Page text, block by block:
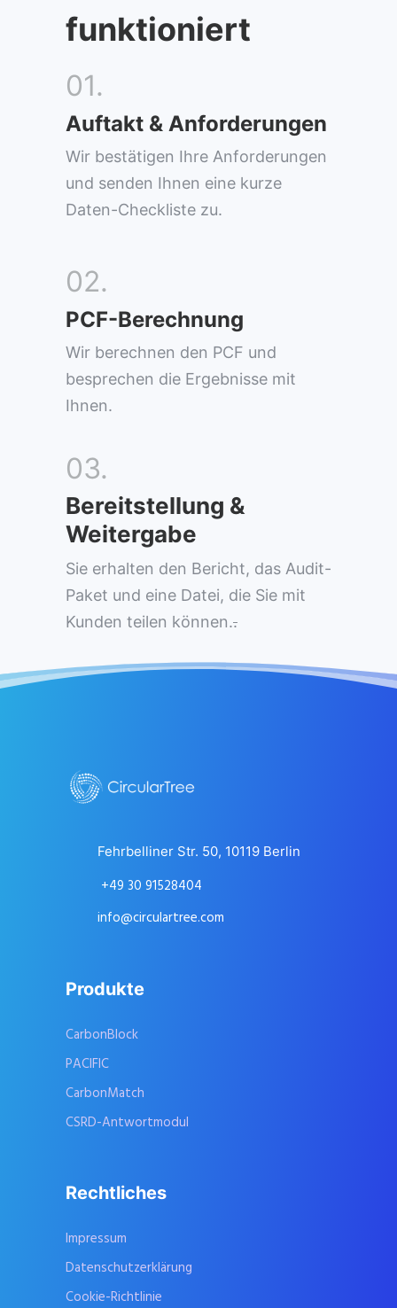
funktioniert
01.
Auftakt & Anforderungen
Wir bestätigen Ihre Anforderungen
und senden Ihnen eine kurze
Daten-Checkliste zu.
02.
PCF-Berechnung
Wir berechnen den PCF und
besprechen die Ergebnisse mit
Ihnen.
03.
Bereitstellung &
Weitergabe
Sie erhalten den Bericht, das Audit-
Paket und eine Datei, die Sie mit
Kunden teilen können..
Fehrbelliner Str. 50, 10119 Berlin
+49 30 91528404
info@circulartree.com
Produkte
CarbonBlock
PACIFIC
CarbonMatch
CSRD-Antwortmodul
Rechtliches
Impressum
Datenschutzerklärung
Cookie-Richtlinie